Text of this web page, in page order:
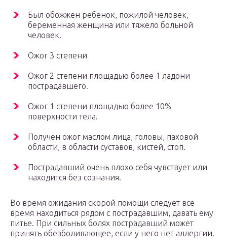
Был обожжен ребенок, пожилой человек,
беременная женщина или тяжело больной
человек.
Ожог 3 степени
Ожог 2 степени площадью более 1 ладони
пострадавшего.
Ожог 1 степени площадью более 10%
поверхности тела.
Получен ожог маслом лица, головы, паховой
области, в области суставов, кистей, стоп.
Пострадавший очень плохо себя чувствует или
находится без сознания.
Во время ожидания скорой помощи следует все
время находиться рядом с пострадавшим, давать ему
питье. При сильных болях пострадавший может
принять обезболивающее, если у него нет аллергии.